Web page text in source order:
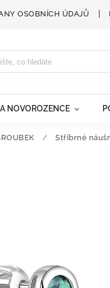
OSOBNÍCH ÚDAJŮ
NOVOROZENCE
/ Stříbrné